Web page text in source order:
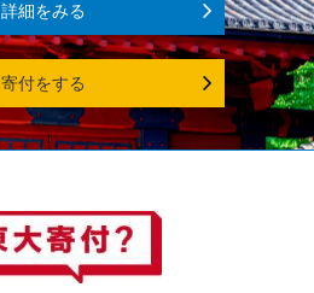
詳細をみる
寄付をする